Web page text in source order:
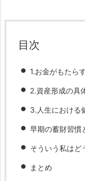
目次
1.お金がもたら
2.資産形成の具
3.人生における
早期の蓄財習慣
そういう私はど
まとめ